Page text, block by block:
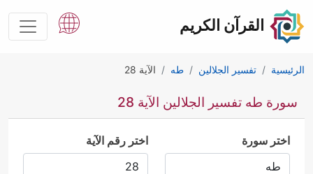
القرآن الكريم
الرئيسية تفسير الجلالين طه الآية 28
سورة طه تفسير الجلالين الآية 28
اختر سورة اختر رقم الآية